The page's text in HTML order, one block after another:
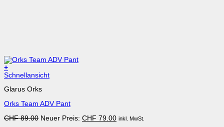
+
Dieses
weist
Varianten
Die
Schnellansicht
Glarus Orks
Orks Team ADV Pant
CHF89.00 Ursprünglicher
Neuer Preis: CHF 79.00Aktueller
inkl. MwSt.